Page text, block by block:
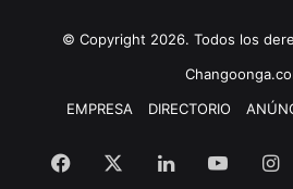
© Copyright 2026. Todos los
EMPRESA
DIRECTORIO
Facebook LinkedIn